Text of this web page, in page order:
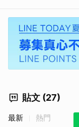
貼文 (27)
最新 熱門